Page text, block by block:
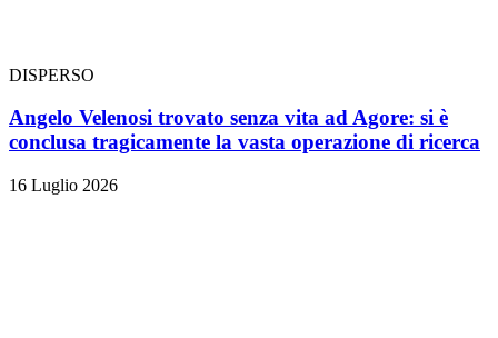
DISPERSO
Angelo Velenosi trovato senza vita ad Agore: si è
conclusa tragicamente la vasta operazione di ricerca
16 Luglio 2026